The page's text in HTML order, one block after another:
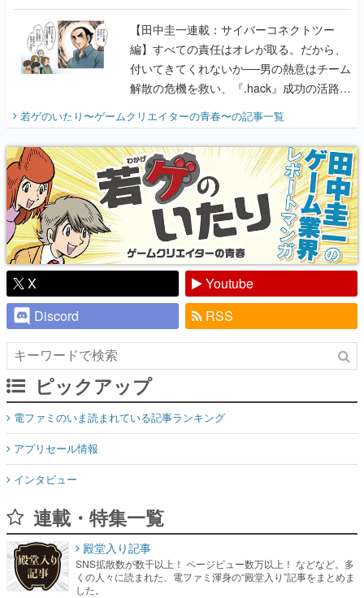
に行って、より理解を深めよう【PR】
【田中圭一連載：サイバーコネクトツー
編】すべての責任はオレが取る。だから、
付いてきてくれないか──男の熱意はチーム
解散の危機を救い、『.hack』成功の活路を
開く。業界の快男児・松山 洋に流れる血は
『少年ジャンプ』色だった【若ゲのいた
り】
若ゲのいたり〜ゲームクリエイターの青春〜の記事一覧
X
Youtube
Discord
RSS
ピックアップ
電ファミのいま読まれている記事ランキング
アプリセール情報
インタビュー
連載・特集一覧
殿堂入り記事
SNS拡散数が数千以上！ ページビュー数万以上！ などなど。多
くの人々に読まれた、電ファミ渾身の“殿堂入り”記事をまとめま
した。